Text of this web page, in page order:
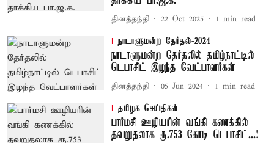
தினத்தந்தி 22 Oct 2025 1 min read
நாடாளுமன்ற தேர்தல்-2024
நாடாளுமன்ற தேர்தலில் தமிழ்நாட்டில்
டெபாசிட் இழந்த வேட்பாளர்கள்
தினத்தந்தி 05 Jun 2024 1 min read
தமிழக செய்திகள்
பார்மசி ஊழியரின் வங்கி கணக்கில்
தவறுதலாக ரூ.753 கோடி டெபாசிட்...!